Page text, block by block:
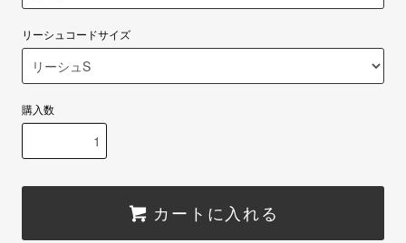
リーシュコードサイズ
購入数
カートに入れる